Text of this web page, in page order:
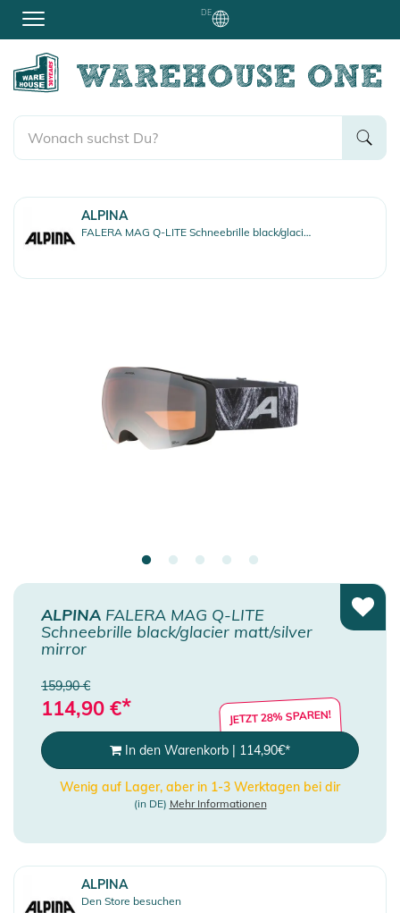
DE
ALPINA
FALERA MAG Q-LITE Schneebrille black/glacier matt/silver mirror
ALPINA FALERA MAG Q-LITE
Schneebrille black/glacier matt/silver
mirror
159,90 €
114,90 €* JETZT 28% SPAREN!
In den Warenkorb | 114,90€*
Wenig auf Lager, aber in 1-3 Werktagen bei dir
(in DE) Mehr Informationen
ALPINA
Den Store besuchen